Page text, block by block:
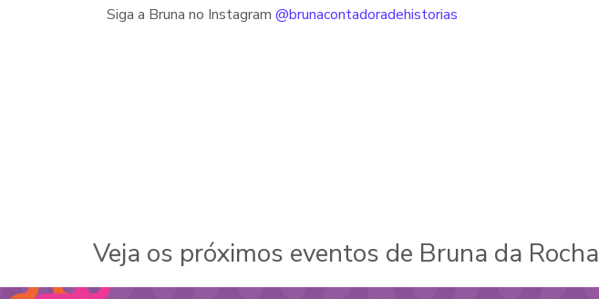
Siga a Bruna no Instagram @brunacontadoradehistorias
Veja os próximos eventos de Bruna da Rocha